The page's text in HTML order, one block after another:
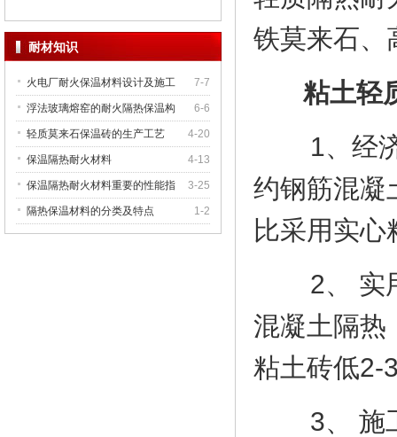
耐材知识
火电厂耐火保温材料设计及施工 7-7
浮法玻璃熔窑的耐火隔热保温构 6-6
轻质莫来石保温砖的生产工艺 4-20
保温隔热耐火材料 4-13
保温隔热耐火材料重要的性能指 3-25
隔热保温材料的分类及特点 1-2
铁莫来石、
粘土轻质
1、经济
约钢筋混凝
比采用实
2、 实用
混凝土隔热
粘土砖低
3、 施工